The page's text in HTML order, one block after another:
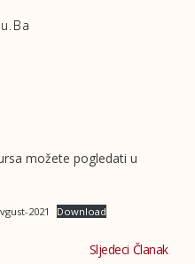
možete pogledati u
2021 Download
Sljedeci Članak